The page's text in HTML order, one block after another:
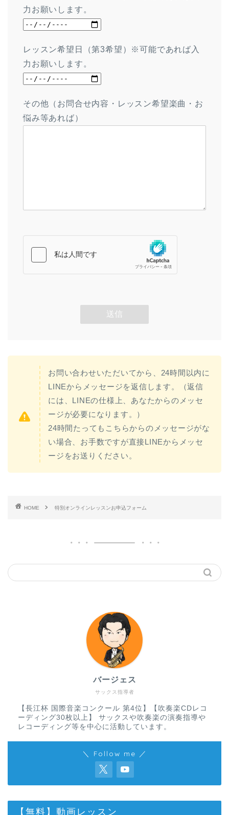
力お願いします。
レッスン希望日（第3希望）※可能であれば入
力お願いします。
その他（お問合せ内容・レッスン希望楽曲・お
悩み等あれば）
お問い合わせいただいてから、24時間以内に
LINEからメッセージを返信します。（返信
には、LINEの仕様上、あなたからのメッセ
ージが必要になります。）
24時間たってもこちらからのメッセージがな
い場合、お手数ですが直接LINEからメッセ
ージをお送りください。
HOME 特別オンラインレッスンお申込フォーム
サックス指導者
バージェス
【長江杯 国際音楽コンクール 第4位】【吹奏楽CDレコ
ーディング30枚以上】 サックスや吹奏楽の演奏指導や
レコーディング等を中心に活動しています。
＼ Follow me ／
【無料】動画レッスン